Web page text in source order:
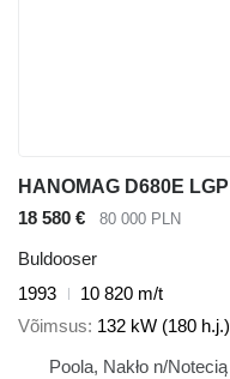
HANOMAG D680E LGP
18 580 €
80 000 PLN
Buldooser
1993
10 820 m/t
Võimsus 132 kW (180 h.j.)
Poola, Nakło n/Notecią